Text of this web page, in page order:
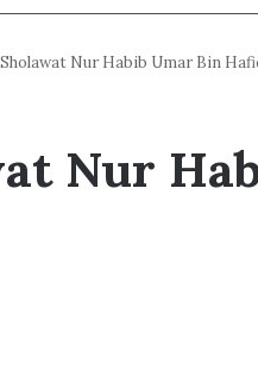
Sholawat Nur Habib Umar Bin
Nur